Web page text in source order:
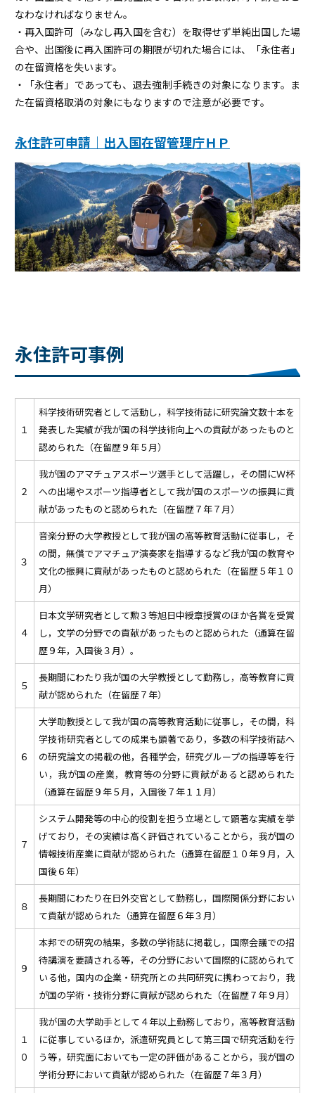
なわなければなりません。
・再入国許可（みなし再入国を含む）を取得せず単純出国した場
合や、出国後に再入国許可の期限が切れた場合には、「永住者」
の在留資格を失います。
・「永住者」であっても、退去強制手続きの対象になります。ま
た在留資格取消の対象にもなりますので注意が必要です。
永住許可申請｜出入国在留管理庁ＨＰ
永住許可事例
１
科学技術研究者として活動し，科学技術誌に研究論文数十本を
発表した実績が我が国の科学技術向上への貢献があったものと
認められた（在留歴９年５月）
２
我が国のアマチュアスポーツ選手として活躍し，その間にＷ杯
への出場やスポーツ指導者として我が国のスポーツの振興に貢
献があったものと認められた（在留歴７年７月）
３
音楽分野の大学教授として我が国の高等教育活動に従事し，そ
の間，無償でアマチュア演奏家を指導するなど我が国の教育や
文化の振興に貢献があったものと認められた（在留歴５年１０
月）
４
日本文学研究者として勲３等旭日中綬章授賞のほか各賞を受賞
し，文学の分野での貢献があったものと認められた（通算在留
歴９年，入国後３月）。
５
長期間にわたり我が国の大学教授として勤務し，高等教育に貢
献が認められた（在留歴７年）
６
大学助教授として我が国の高等教育活動に従事し，その間，科
学技術研究者としての成果も顕著であり，多数の科学技術誌へ
の研究論文の掲載の他，各種学会，研究グループの指導等を行
い，我が国の産業，教育等の分野に貢献があると認められた
（通算在留歴９年５月，入国後７年１１月）
７
システム開発等の中心的役割を担う立場として顕著な実績を挙
げており，その実績は高く評価されていることから，我が国の
情報技術産業に貢献が認められた（通算在留歴１０年９月，入
国後６年）
８
長期間にわたり在日外交官として勤務し，国際関係分野におい
て貢献が認められた（通算在留歴６年３月）
９
本邦での研究の結果，多数の学術誌に掲載し，国際会議での招
待講演を要請される等，その分野において国際的に認められて
いる他，国内の企業・研究所との共同研究に携わっており，我
が国の学術・技術分野に貢献が認められた（在留歴７年９月）
１
０
我が国の大学助手として４年以上勤務しており，高等教育活動
に従事しているほか，派遣研究員として第三国で研究活動を行
う等，研究面においても一定の評価があることから，我が国の
学術分野において貢献が認められた（在留歴７年３月）